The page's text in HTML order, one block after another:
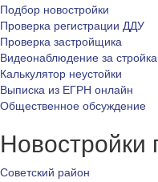
Подбор новостройки
Проверка регистрации ДДУ
Проверка застройщика
Видеонаблюдение за
Калькулятор неустойки
Выписка из ЕГРН онлайн
Общественное обсуждение
Советский район